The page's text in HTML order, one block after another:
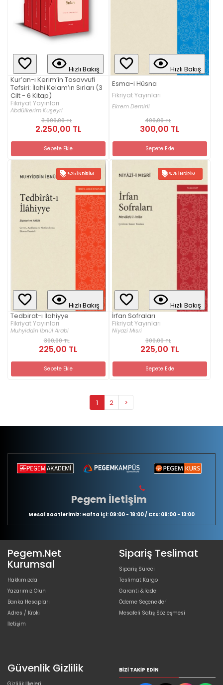
Hızlı Bakış
Kur’an-ı Kerim’in Tasavvufi
Tefsiri: İlahi Kelam’ın Sırları (3
Cilt - 6 Kitap)
Fikriyat Yayınları
Abdülkerim Kuşeyri
3.000,00 TL
2.250,00 TL
Sepete Ekle
Hızlı Bakış
Esma-i Hüsna
Fikriyat Yayınları
Ekrem Demirli
400,00 TL
300,00 TL
Sepete Ekle
%25 İNDIRIM
Hızlı Bakış
Tedbirat-ı İlahiyye
Fikriyat Yayınları
Muhyiddin İbnül Arabi
300,00 TL
225,00 TL
Sepete Ekle
%25 İNDIRIM
Hızlı Bakış
İrfan Sofraları
Fikriyat Yayınları
Niyazi Mısri
300,00 TL
225,00 TL
Sepete Ekle
1 2 >
Pegem İletişim
Mesai Saatlerimiz: Hafta içi: 09:00 - 18:00 / Cts: 09:00 - 13:00
Pegem.Net
Kurumsal
Hakkımızda
Yazarımız Olun
Banka Hesapları
Adres / Kroki
İletişim
Sipariş Teslimat
Sipariş Süreci
Teslimat Kargo
Garanti & İade
Ödeme Seçenekleri
Mesafeli Satış Sözleşmesi
Güvenlik Gizlilik BIZI TAKIP EDIN